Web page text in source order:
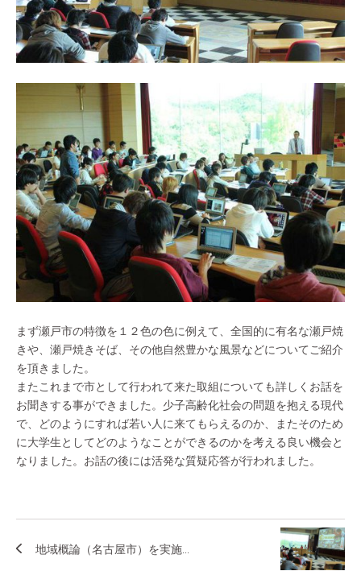
まず瀬戸市の特徴を１２色の色に例えて、全国的に有名な瀬戸焼
きや、瀬戸焼きそば、その他自然豊かな風景などについてご紹介
を頂きました。
またこれまで市として行われて来た取組についても詳しくお話を
お聞きする事ができました。少子高齢化社会の問題を抱える現代
で、どのようにすれば若い人に来てもらえるのか、またそのため
に大学生としてどのようなことができるのかを考える良い機会と
なりました。お話の後には活発な質疑応答が行われました。
地域概論（名古屋市）を実施...